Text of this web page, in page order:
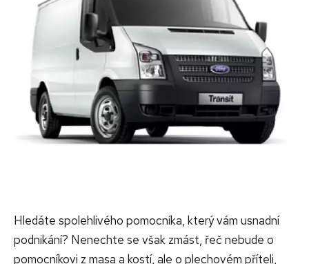
Hledáte spolehlivého pomocníka, který vám usnadní
podnikání? Nenechte se však zmást, řeč nebude o
pomocníkovi z masa a kostí, ale o plechovém příteli,